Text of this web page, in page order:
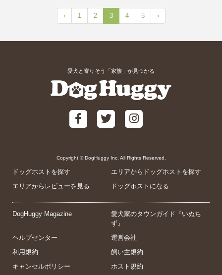
‹ 1 2 3 4 5 ›
愛犬と寄りそう「家族」が見つかる
Copyright © DogHuggy Inc. All Rights Reserved.
ドッグホストを探す
エリアからドッグホストを探す
エリアからレビューを見る
ドッグホストになる
DogHuggy Magazine
愛犬家のタウンガイド『いぬち
ず』
ヘルプセンター
運営会社
利用規約
飼い主規約
キャンセルポリシー
ホスト規約